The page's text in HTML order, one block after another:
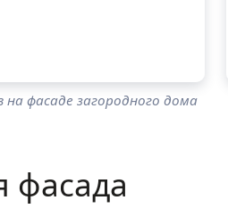
фасаде загородного дома
фасада